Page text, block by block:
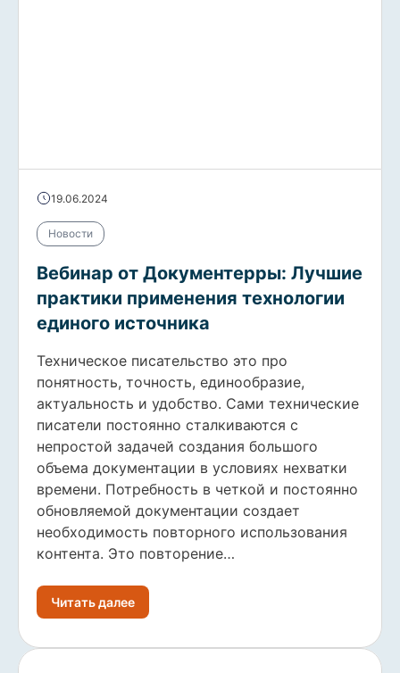
19.06.2024
Новости
Вебинар от Документерры: Лучшие
практики применения технологии
единого источника
Техническое писательство это про
понятность, точность, единообразие,
актуальность и удобство. Сами технические
писатели постоянно сталкиваются с
непростой задачей создания большого
объема документации в условиях нехватки
времени. Потребность в четкой и постоянно
обновляемой документации создает
необходимость повторного использования
контента. Это повторение…
Читать далее